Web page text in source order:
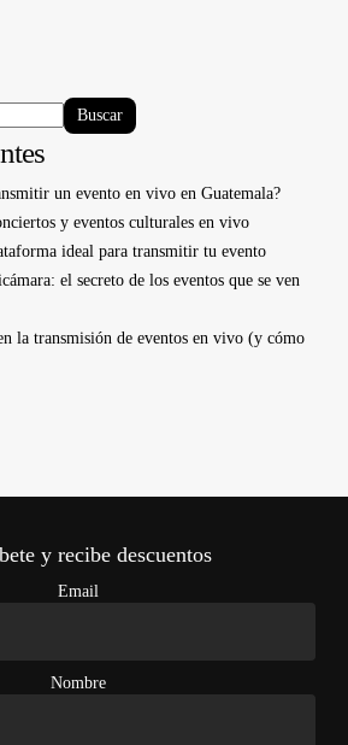
Buscar
un evento en vivo en Guatemala?
y eventos culturales en vivo
ideal para transmitir tu evento
el secreto de los eventos que se ven
la transmisión de eventos en vivo (y cómo
y recibe descuentos
Email
Nombre